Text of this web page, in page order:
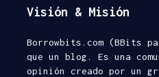
Visión & Misión
Borrowbits.com (BBits
que un blog. Es una
opinión creado por un